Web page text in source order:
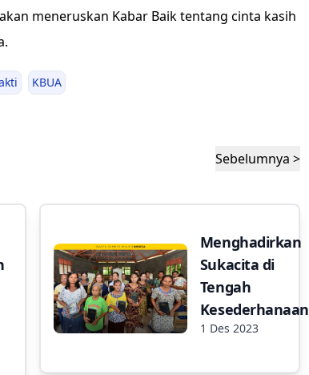
meneruskan Kabar Baik tentang cinta kasih
KBUA
Sebelumnya >
Menghadirkan
Sukacita di
Tengah
Kesederhanaan
1 Des 2023